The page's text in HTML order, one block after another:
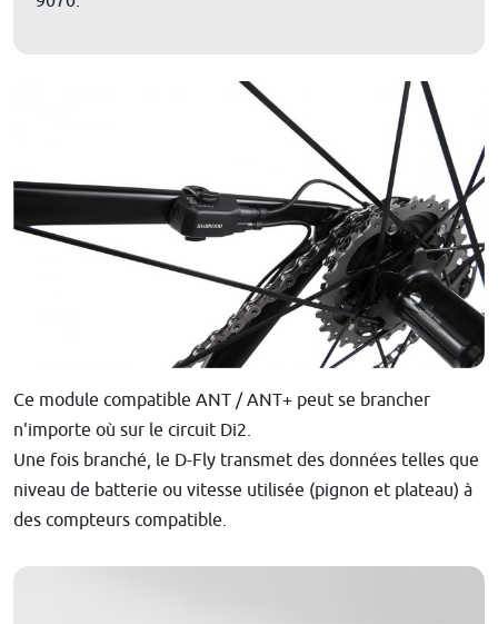
Ce module compatible ANT / ANT+ peut se brancher
n'importe où sur le circuit Di2.
Une fois branché, le D-Fly transmet des données telles que
niveau de batterie ou vitesse utilisée (pignon et plateau) à
des compteurs compatible.